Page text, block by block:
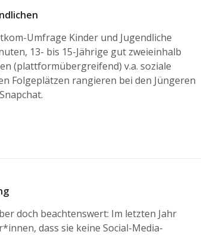
Umfrage Kinder und Jugendliche
13- bis 15-Jährige gut zweieinhalb
(plattformübergreifend) v.a. soziale
Folgeplätzen rangieren bei den Jüngeren
doch beachtenswert: Im letzten Jahr
dass sie keine Social-Media-